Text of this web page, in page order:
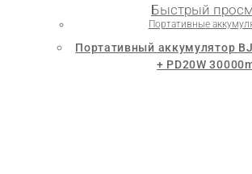
Быстрый
Портативные
Портативный аккумулятор
+ PD20W